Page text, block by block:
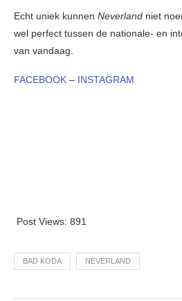
Echt uniek kunnen Neverland niet
wel perfect tussen de nationale- en
van vandaag.
FACEBOOK – INSTAGRAM
Post Views: 891
BAD KODA NEVERLAND